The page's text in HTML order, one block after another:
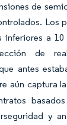
de
Los
inferiores a
de
antes
aún captura
y